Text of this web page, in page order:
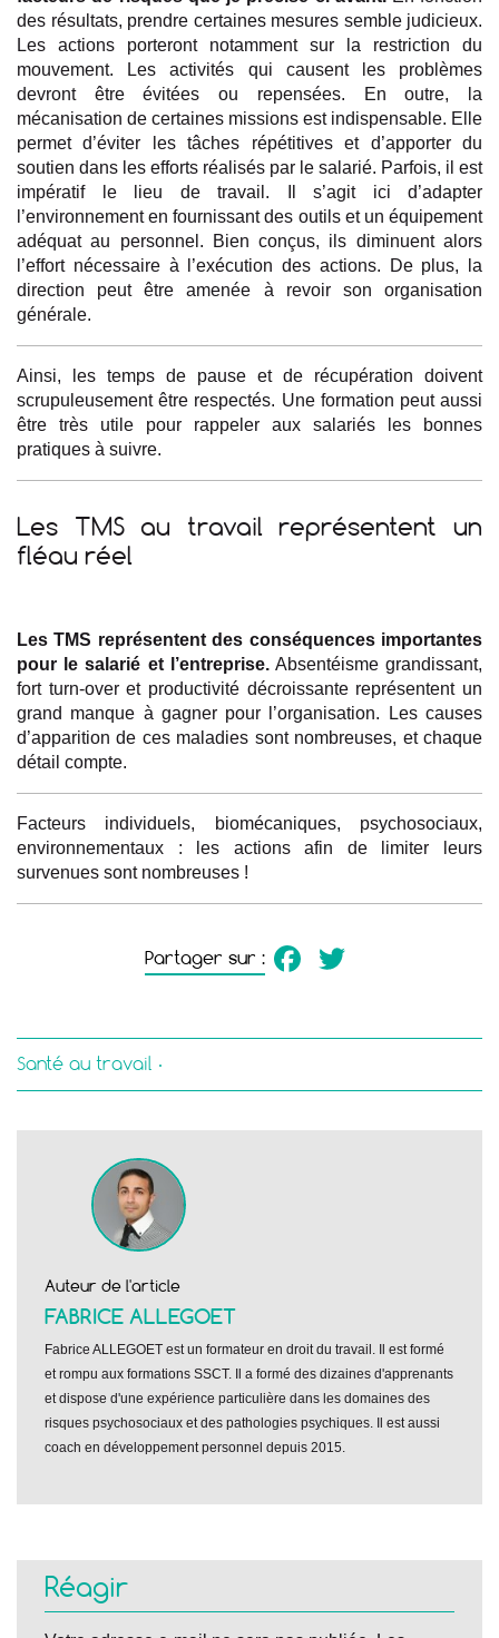
des résultats, prendre certaines mesures semble judicieux.
Les actions porteront notamment sur la restriction du
mouvement. Les activités qui causent les problèmes
devront être évitées ou repensées. En outre, la
mécanisation de certaines missions est indispensable. Elle
permet d’éviter les tâches répétitives et d’apporter du
soutien dans les efforts réalisés par le salarié. Parfois, il est
impératif le lieu de travail. Il s’agit ici d’adapter
l’environnement en fournissant des outils et un équipement
adéquat au personnel. Bien conçus, ils diminuent alors
l’effort nécessaire à l’exécution des actions. De plus, la
direction peut être amenée à revoir son organisation
générale.
Ainsi, les temps de pause et de récupération doivent
scrupuleusement être respectés. Une formation peut aussi
être très utile pour rappeler aux salariés les bonnes
pratiques à suivre.
Les TMS au travail représentent un
fléau réel
Les TMS représentent des conséquences importantes
pour le salarié et l’entreprise.Absentéisme grandissant,
fort turn-over et productivité décroissante représentent un
grand manque à gagner pour l’organisation. Les causes
d’apparition de ces maladies sont nombreuses, et chaque
détail compte.
Facteurs individuels, biomécaniques, psychosociaux,
environnementaux : les actions afin de limiter leurs
survenues sont nombreuses !
Partager sur : Facebook
Santé au travail
Auteur de l'article
FABRICE ALLEGOET
Fabrice ALLEGOET est un formateur en droit du travail. Il est formé
et rompu aux formations SSCT. Il a formé des dizaines d'apprenants
et dispose d'une expérience particulière dans les domaines des
risques psychosociaux et des pathologies psychiques. Il est aussi
coach en développement personnel depuis 2015.
Réagir